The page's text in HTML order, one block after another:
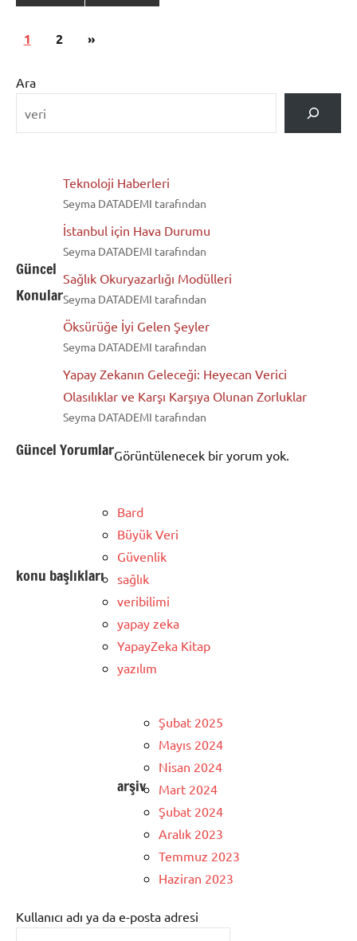
Yazı
1 2
Sonraki
»
Ara
Güncel
Konular
Teknoloji Haberleri
Seyma DATADEMI tarafından
İstanbul için Hava Durumu
Seyma DATADEMI tarafından
Sağlık Okuryazarlığı Modülleri
Seyma DATADEMI tarafından
Öksürüğe İyi Gelen Şeyler
Seyma DATADEMI tarafından
Yapay Zekanın Geleceği: Heyecan Verici
Olasılıklar ve Karşı Karşıya Olunan Zorluklar
Seyma DATADEMI tarafından
Güncel YorumlarGörüntülenecek bir yorum yok.
konu başlıkları
Bard
Büyük Veri
Güvenlik
sağlık
veribilimi
yapay zeka
YapayZeka Kitap
yazılım
arşiv
Şubat 2025
Mayıs 2024
Nisan 2024
Mart 2024
Şubat 2024
Aralık 2023
Temmuz 2023
Haziran 2023
Kullanıcı adı ya da e-posta adresi